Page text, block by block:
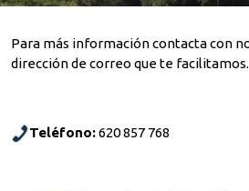
Para más información contacta con
dirección de correo que te facilitamos.
Teléfono:620 857 768